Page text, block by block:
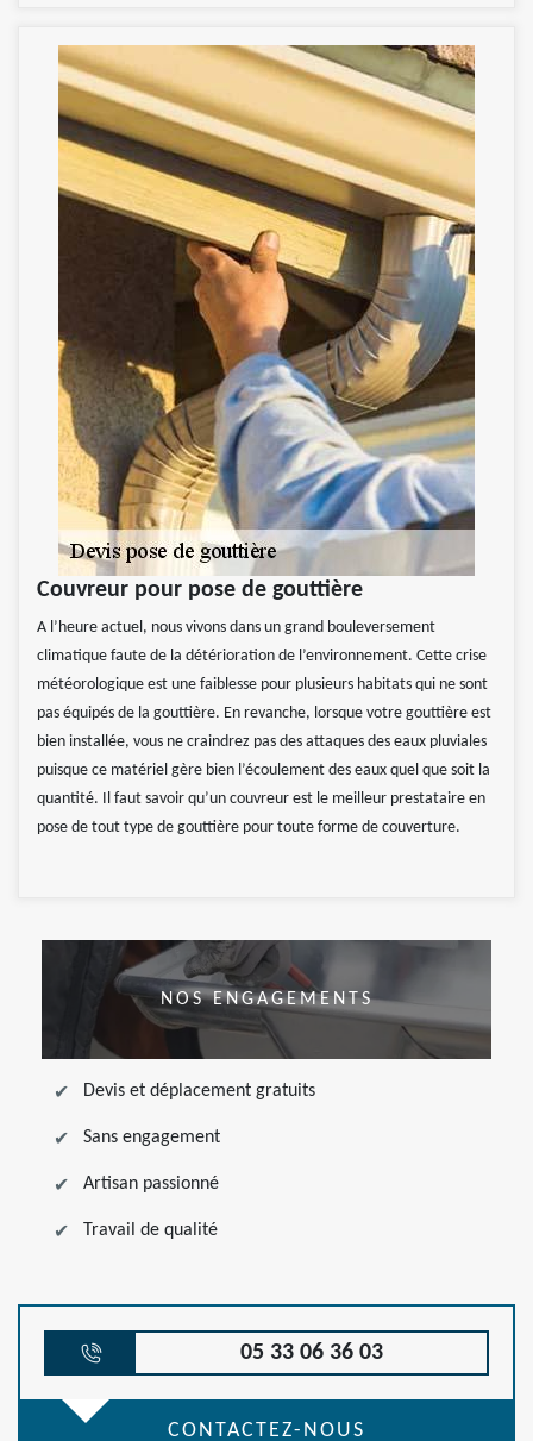
Couvreur pour pose de gouttière
A l’heure actuel, nous vivons dans un grand bouleversement
climatique faute de la détérioration de l’environnement. Cette crise
météorologique est une faiblesse pour plusieurs habitats qui ne sont
pas équipés de la gouttière. En revanche, lorsque votre gouttière est
bien installée, vous ne craindrez pas des attaques des eaux pluviales
puisque ce matériel gère bien l’écoulement des eaux quel que soit la
quantité. Il faut savoir qu’un couvreur est le meilleur prestataire en
pose de tout type de gouttière pour toute forme de couverture.
NOS ENGAGEMENTS
Devis et déplacement gratuits
Sans engagement
Artisan passionné
Travail de qualité
05 33 06 36 03
CONTACTEZ-NOUS